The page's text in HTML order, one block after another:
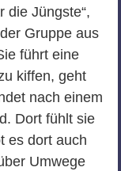
die Jüngste“,
Gruppe aus
führt eine
kiffen, geht
nach einem
Dort fühlt sie
es dort auch
Umwege